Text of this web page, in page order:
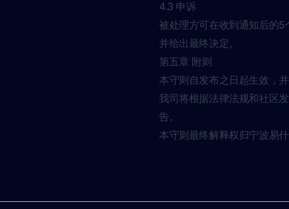
4.3 申诉
被处理方可在收到通知后的
并给出最终决定。
第五章 附则
本守则自发布之日起生效，
我司将根据法律法规和社区
告。
本守则最终解释权归宁波易